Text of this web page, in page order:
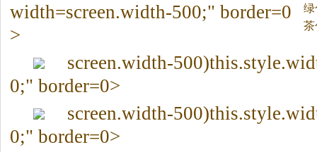
width=screen.width-500;" border=0
>
screen.width-
0;" border=0>
screen.width-
0;" border=0>